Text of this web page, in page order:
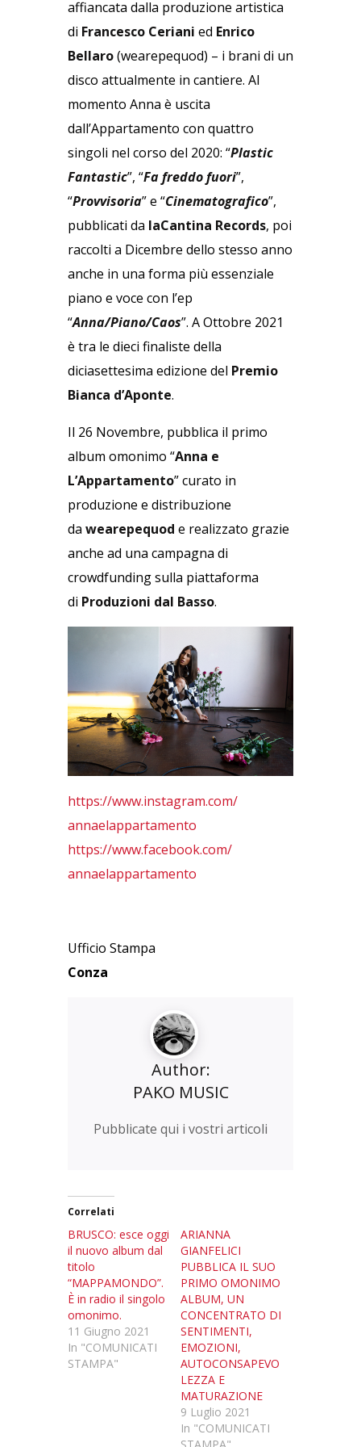
affiancata dalla produzione artistica
di Francesco Ceriani ed Enrico
Bellaro(wearepequod) – i brani di un
disco attualmente in cantiere. Al
momento Anna è uscita
dall’Appartamento con quattro
singoli nel corso del 2020: “Plastic
Fantastic”, “Fa freddo fuori”,
“Provvisoria” e “Cinematografico”,
pubblicati da laCantina Records, poi
raccolti a Dicembre dello stesso anno
anche in una forma più essenziale
piano e voce con l’ep
“Anna/Piano/Caos”. A Ottobre 2021
è tra le dieci finaliste della
diciasettesima edizione del Premio
Bianca d’Aponte.
Il 26 Novembre, pubblica il primo
album omonimo “Anna e
L’Appartamento” curato in
produzione e distribuzione
da wearepequod e realizzato grazie
anche ad una campagna di
crowdfunding sulla piattaforma
di Produzioni dal Basso.
https://www.instagram.com/
annaelappartamento
https://www.facebook.com/
annaelappartamento
Ufficio Stampa
Conza
Author:
PAKO MUSIC
Pubblicate qui i vostri articoli
Correlati
BRUSCO: esce oggi
il nuovo album dal
titolo
“MAPPAMONDO”.
È in radio il singolo
omonimo.
11 Giugno 2021
In "COMUNICATI
STAMPA"
ARIANNA
GIANFELICI
PUBBLICA IL SUO
PRIMO OMONIMO
ALBUM, UN
CONCENTRATO DI
SENTIMENTI,
EMOZIONI,
AUTOCONSAPEVO
LEZZA E
MATURAZIONE
9 Luglio 2021
In "COMUNICATI